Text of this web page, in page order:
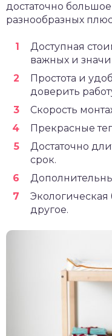
достаточно
разнообразных
Доступная
важных и
Простота и
доверить
Скорость
Прекрасные
Достаточно
срок.
Экологическая
другое.